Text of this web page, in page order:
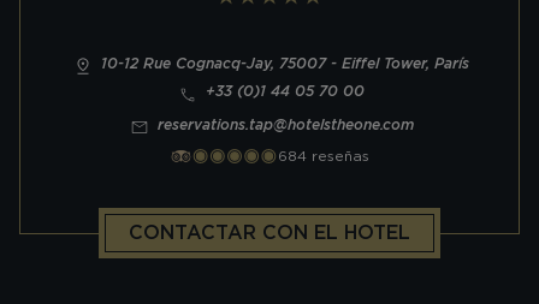
10-12 Rue Cognacq-Jay, 75007 - Eiffel Tower, París
+33 (0)1 44 05 70 00
reservations.tap@hotelstheone.com
684 reseñas
CONTACTAR CON EL HOTEL